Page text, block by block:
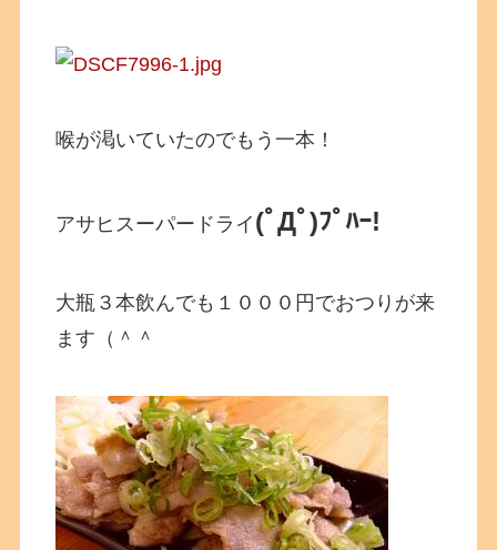
喉が渇いていたのでもう一本！
アサヒスーパードライ (ﾟДﾟ)ﾌﾟﾊｰ!
大瓶３本飲んでも１０００円でおつりが来
ます（＾＾